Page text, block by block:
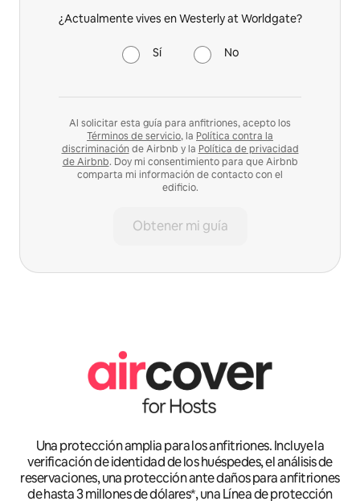
¿Actualmente vives en Westerly at Worldgate?
Sí No
Al solicitar esta guía para anfitriones, acepto los
Términos de servicio, la Política contra la
discriminación de Airbnb y la Política de privacidad
de Airbnb. Doy mi consentimiento para que Airbnb
comparta mi información de contacto con el
edificio.
Obtener mi guía
Una protección amplia para los anfitriones. Incluye la
verificación de identidad de los huéspedes, el análisis de
reservaciones, una protección ante daños para anfitriones
de hasta 3 millones de dólares*, una Línea de protección